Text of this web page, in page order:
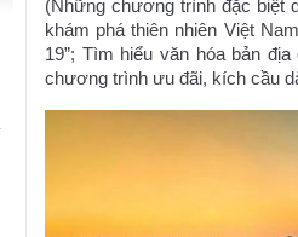
(Những chương trình đặc biệt
khám phá thiên nhiên Việt
19”; Tìm hiểu văn hóa bản
chương trình ưu đãi, kích cầu